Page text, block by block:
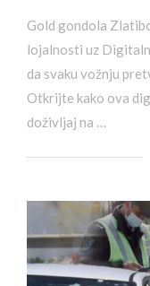
Gold gondola
lojalnosti uz
da svaku vožnju
Otkrijte kako ova
doživljaj na …